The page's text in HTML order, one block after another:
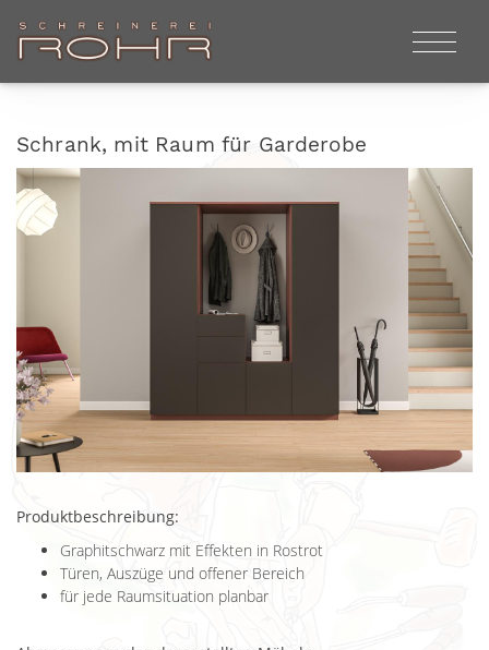
Schrank, mit Raum für Garderobe
Produktbeschreibung:
Graphitschwarz mit Effekten in Rostrot
Türen, Auszüge und offener Bereich
für jede Raumsituation planbar